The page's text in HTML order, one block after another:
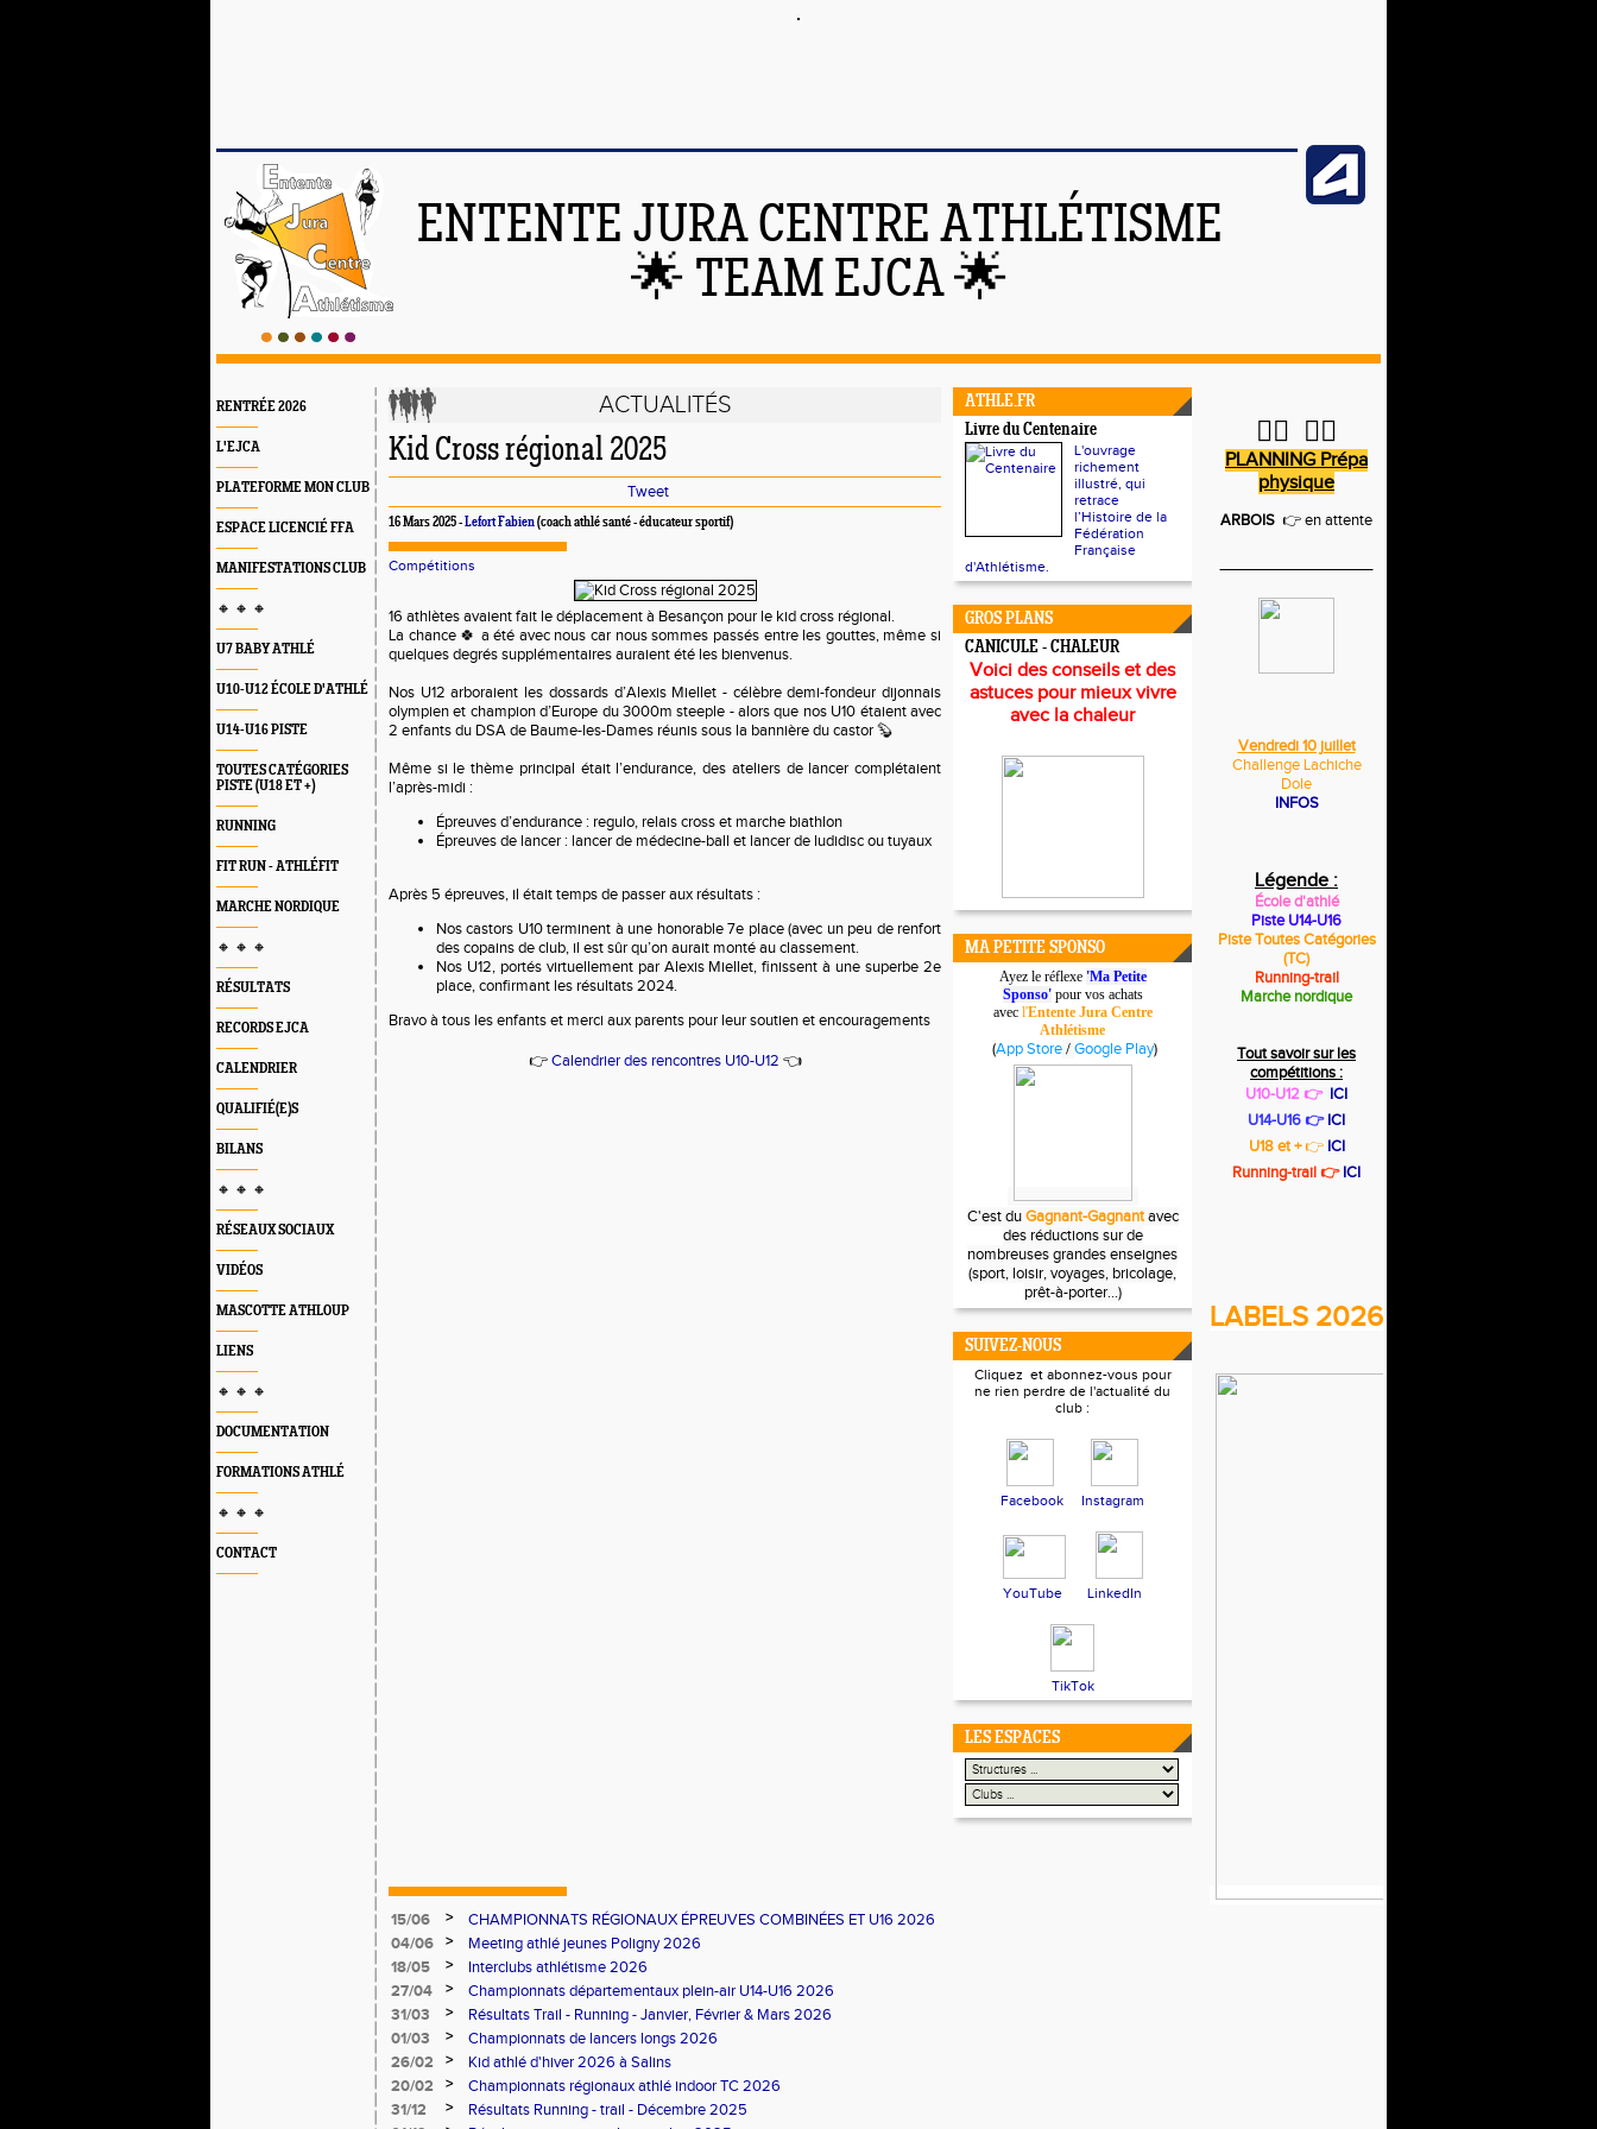
ENTENTE JURA CENTRE ATHLÉTISME
🌟 TEAM EJCA 🌟
RENTRÉE 2026
L'EJCA
PLATEFORME MON CLUB
ESPACE LICENCIÉ FFA
MANIFESTATIONS CLUB
🔸 🔸 🔸
U7 BABY ATHLÉ
U10-U12 ÉCOLE D'ATHLÉ
U14-U16 PISTE
TOUTES CATÉGORIES
PISTE (U18 ET +)
RUNNING
FIT RUN - ATHLÉFIT
MARCHE NORDIQUE
🔸 🔸 🔸
RÉSULTATS
RECORDS EJCA
CALENDRIER
QUALIFIÉ(E)S
BILANS
🔸 🔸 🔸
RÉSEAUX SOCIAUX
VIDÉOS
MASCOTTE ATHLOUP
LIENS
🔸 🔸 🔸
DOCUMENTATION
FORMATIONS ATHLÉ
🔸 🔸 🔸
CONTACT
ACTUALITÉS
Kid Cross régional 2025
Tweet
16 Mars 2025 -Lefort Fabien(coach athlé santé - éducateur sportif)
Compétitions
16 athlètes avaient fait le déplacement à Besançon pour le kid cross régional.
La chance 🍀 a été avec nous car nous sommes passés entre les gouttes, même si
quelques degrés supplémentaires auraient été les bienvenus.
Nos U12 arboraient les dossards d’Alexis Miellet - célèbre demi-fondeur dijonnais
olympien et champion d’Europe du 3000m steeple - alors que nos U10 étaient avec
2 enfants du DSA de Baume-les-Dames réunis sous la bannière du castor 🦫
Même si le thème principal était l’endurance, des ateliers de lancer complétaient
l’après-midi :
Épreuves d’endurance : regulo, relais cross et marche biathlon
Épreuves de lancer : lancer de médecine-ball et lancer de ludidisc ou tuyaux
Après 5 épreuves, il était temps de passer aux résultats :
Nos castors U10 terminent à une honorable 7e place (avec un peu de renfort
des copains de club, il est sûr qu’on aurait monté au classement.
Nos U12, portés virtuellement par Alexis Miellet, finissent à une superbe 2e
place, confirmant les résultats 2024.
Bravo à tous les enfants et merci aux parents pour leur soutien et encouragements
👉Calendrier des rencontres U10-U12 👈
15/06 >
CHAMPIONNATS RÉGIONAUX ÉPREUVES COMBINÉES ET U16 2026
04/06
>
Meeting athlé jeunes Poligny 2026
18/05
>
Interclubs athlétisme 2026
27/04
>
Championnats départementaux plein-air U14-U16 2026
31/03
>
Résultats Trail - Running - Janvier, Février & Mars 2026
01/03
>
Championnats de lancers longs 2026
26/02
>
Kid athlé d'hiver 2026 à Salins
20/02
>
Championnats régionaux athlé indoor TC 2026
31/12
>
Résultats Running - trail - Décembre 2025
ATHLE.FR
Livre du Centenaire
L'ouvrage
richement
illustré, qui
retrace
l’Histoire de la
Fédération
Française
d'Athlétisme.
GROS PLANS
CANICULE - CHALEUR
Voici des conseils et des
astuces pour mieux vivre
avec la chaleur
MA PETITE SPONSO
Ayez le réflexe 'Ma Petite
Sponso'pour vos achats
avecl'Entente Jura Centre
Athlétisme
(App Store/Google Play)
C'est duGagnant-Gagnant avec
des réductions sur de
nombreuses grandes enseignes
(sport, loisir, voyages, bricolage,
prêt-à-porter...)
SUIVEZ-NOUS
Cliquez et abonnez-vous pour
ne rien perdre de l'actualité du
club :
Facebook Instagram
YouTube LinkedIn
TikTok
LES ESPACES
🏋️‍♂️ 🏃‍♀️
PLANNING Prépa
physique
ARBOIS 👉 en attente
Vendredi 10 juillet
Challenge Lachiche
Dole
INFOS
Légende :
École d'athlé
Piste U14-U16
Piste ToutesCatégories
(TC)
Running-trail
Marche nordique
Tout savoir sur les
compétitions :
U10-U12 👉 ICI
U14-U16 👉ICI
U18 et +👉 ICI
Running-trail 👉ICI
LABELS 2026